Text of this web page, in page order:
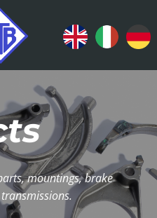
mountings, brake